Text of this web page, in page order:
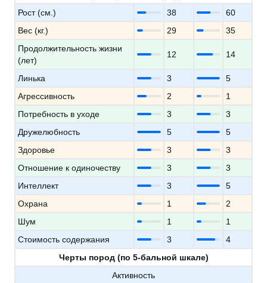
Рост (см.)
38
60
Вес (кг.)
29
35
Продолжительность жизни
(лет)
12 14
Линька 3
5
Агрессивность
2
1
Потребность в уходе
3
3
Дружелюбность
5
5
Здоровье
3
3
Отношение к одиночеству
3
3
Интеллект
3
5
Охрана
1
2
Шум
1
1
Стоимость содержания
3
4
Черты пород (по 5-бальной шкале)
Активность